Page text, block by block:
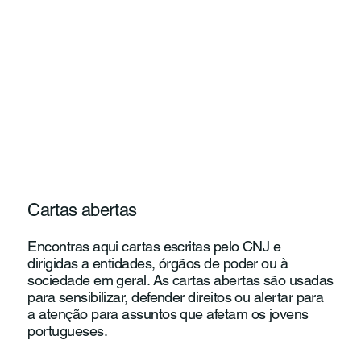
Cartas abertas
Encontras aqui cartas escritas pelo CNJ e
dirigidas a entidades, órgãos de poder ou à
sociedade em geral. As cartas abertas são usadas
para sensibilizar, defender direitos ou alertar para
a atenção para assuntos que afetam os jovens
portugueses.